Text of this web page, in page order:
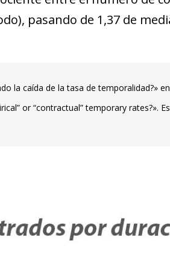
pasando de 1,37 de
la caída de la tasa de temporalidad?»
or “contractual” temporary rates?».